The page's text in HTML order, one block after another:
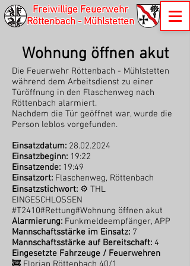
Freiwillige Feuerwehr
Röttenbach - Mühlstetten
Wohnung öffnen akut
Die Feuerwehr Röttenbach - Mühlstetten
während dem Arbeitsdienst zu einer
Türöffnung in den Flaschenweg nach
Röttenbach alarmiert.
Nachdem die Tür geöffnet war, wurde die
Person leblos vorgefunden.
Einsatzdatum: 28.02.2024
Einsatzbeginn: 19:22
Einsatzende: 19:49
Einsatzort: Flaschenweg, Röttenbach
Einsatzstichwort: ⚙️ THL
EINGESCHLOSSEN
#T2410#Rettung#Wohnung öffnen akut
Alarmierung: Funkmeldeempfänger, APP
Mannschaftsstärke im Einsatz: 7
Mannschaftsstärke auf Bereitschaft: 4
Eingesetzte Fahrzeuge / Feuerwehren